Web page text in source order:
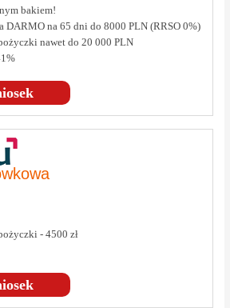
bakiem!
DARMO na 65 dni do 8000 PLN (RRSO 0%)
nawet do 20 000 PLN
- 4500 zł